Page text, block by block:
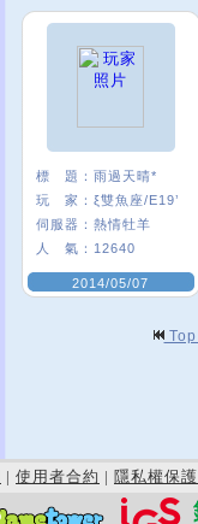
標 題： 雨過天晴*
玩 家： ξ雙魚座/E19’
伺服器： 熱情牡羊
人 氣： 12640
2014/05/07
| 使用者合約 | 隱私權保護